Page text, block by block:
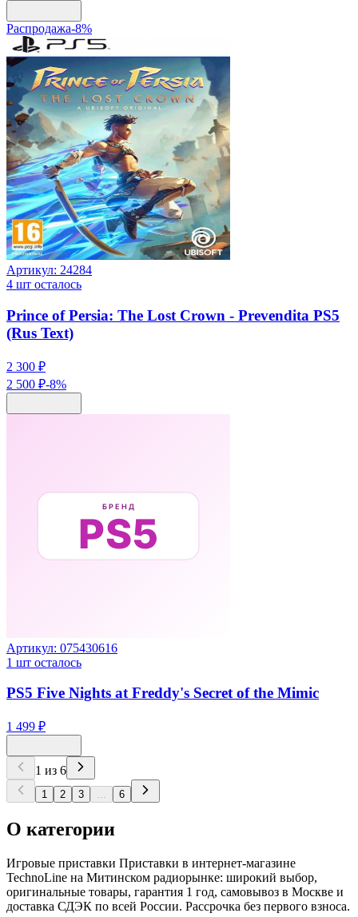
Распродажа-8%
Артикул: 24284
4 шт осталось
Prince of Persia: The Lost Crown - Prevendita PS5
(Rus Text)
2 300 ₽
2 500 ₽-8%
Артикул: 075430616
1 шт осталось
PS5 Five Nights at Freddy's Secret of the Mimic
1 499 ₽
1 из 6
1 2 3 ... 6
О категории
Игровые приставки Приставки в интернет-магазине
TechnoLine на Митинском радиорынке: широкий выбор,
оригинальные товары, гарантия 1 год, самовывоз в Москве и
доставка СДЭК по всей России. Рассрочка без первого взноса.